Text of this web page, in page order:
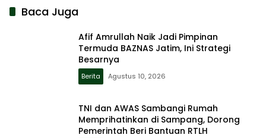
Baca Juga
Afif Amrullah Naik Jadi Pimpinan
Termuda BAZNAS Jatim, Ini Strategi
Besarnya
Berita Agustus 10, 2026
TNI dan AWAS Sambangi Rumah
Memprihatinkan di Sampang, Dorong
Pemerintah Beri Bantuan RTLH